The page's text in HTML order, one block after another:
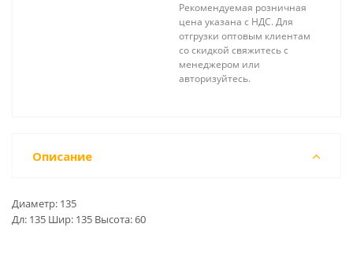
Рекомендуемая розничная
цена указана с НДС. Для
отгрузки оптовым клиентам
со скидкой свяжитесь с
менеджером или
авторизуйтесь.
Описание
Диаметр: 135
Дл: 135 Шир: 135 Высота: 60